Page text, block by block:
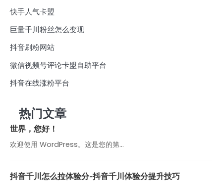
快手人气卡盟
巨量千川粉丝怎么变现
抖音刷粉网站
微信视频号评论卡盟自助平台
抖音在线涨粉平台
热门文章
世界，您好！
欢迎使用 WordPress。这是您的第…
抖音千川怎么拉体验分-抖音千川体验分提升技巧